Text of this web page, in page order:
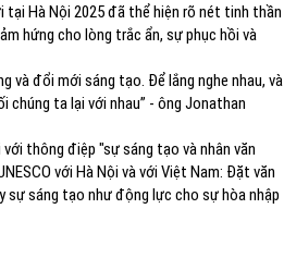
tại Hà Nội 2025 đã thể hiện rõ nét tinh thần
hứng cho lòng trắc ẩn, sự phục hồi và
và đổi mới sáng tạo. Để lắng nghe nhau, và
chúng ta lại với nhau” - ông Jonathan
thông điệp "sự sáng tạo và nhân văn
với Hà Nội và với Việt Nam: Đặt văn
sự sáng tạo như động lực cho sự hòa nhập